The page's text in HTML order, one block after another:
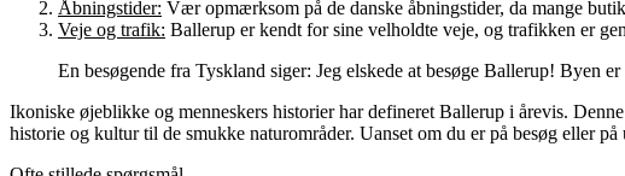
Åbningstider: Vær opmærksom på de danske åbningstider, da mange
Veje og trafik: Ballerup er kendt for sine velholdte veje, og trafikken er
En besøgende fra Tyskland siger: Jeg elskede at besøge Ballerup! Byen
Ikoniske øjeblikke og menneskers historier har defineret Ballerup i årevis.
historie og kultur til de smukke naturområder. Uanset om du er på besøg eller